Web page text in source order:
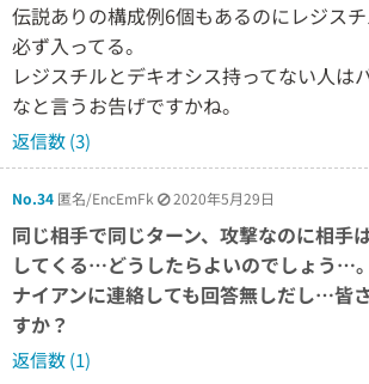
伝説ありの構成例6個もあるのにレジス
必ず入ってる。
レジスチルとデキオシス持ってない人は
なと言うお告げですかね。
返信数 (3)
No.34 匿名/EncEmFk 2020年5月29日
同じ相手で同じターン、攻撃なのに相手
してくる…どうしたらよいのでしょう…。
ナイアンに連絡しても回答無しだし…皆
すか？
返信数 (1)